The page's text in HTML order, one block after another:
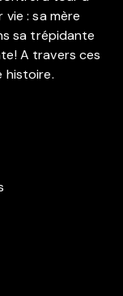
: sa mère
sa trépidante
A travers ces
histoire.